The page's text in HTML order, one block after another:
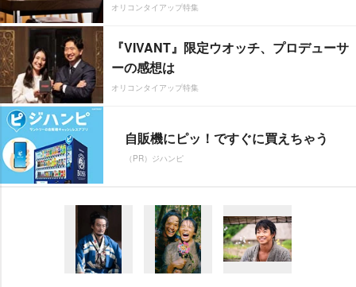
オリコンタイアップ特集
『VIVANT』限定ウオッチ、プロデューサ
ーの感想は
オリコンタイアップ特集
自販機にピッ！ですぐに買えちゃう
（PR）ジハンピ